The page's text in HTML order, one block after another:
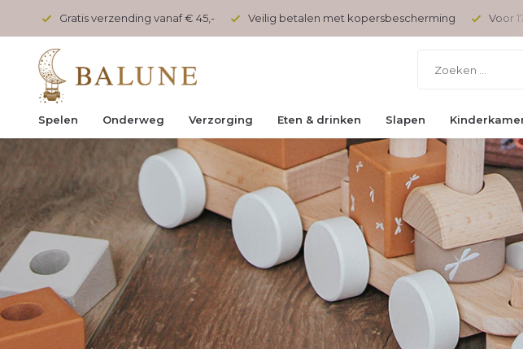
Gratis verzending vanaf € 45,- Veilig betalen met kopersbescherming Voor
Spelen Onderweg Verzorging Eten & drinken Slapen